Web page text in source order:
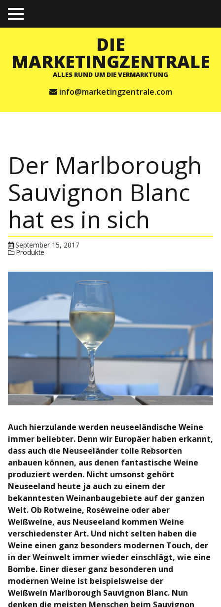
TO
GGL
DIE
MARKETINGZENTRALE
ALLES RUND UM DIE VERMARKTUNG
info@marketingzentrale.com
Der Marlborough
Sauvignon Blanc
hat es in sich
September 15, 2017
Produkte
Auch hierzulande werden neuseeländische Weine
immer beliebter. Denn wir Europäer haben erkannt,
dass auch die Neuseeländer tolle Rebsorten
anbauen können, aus denen fantastische Weine
produziert werden. Nicht umsonst gehört
Neuseeland heute ja auch zu einem der
bekanntesten Weinanbaugebiete auf der ganzen
Welt. Ob Rotweine, Roséweine oder aber
Weißweine, aus Neuseeland kommen Weine
verschiedenster Art. Und nicht selten haben die
Weine einen ganz besonders modernen Touch, der
in der Weinwelt immer wieder einschlägt, wie eine
Bombe. Einer dieser ganz besonderen und
modernen Weine ist beispielsweise der
Weißwein Marlborough Sauvignon Blanc. Nun
denken die meisten Menschen beim Sauvignon